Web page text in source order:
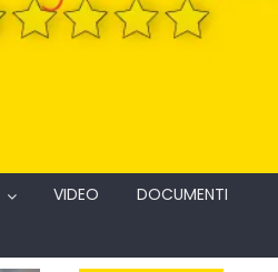
VIDEO
DOCUMENTI